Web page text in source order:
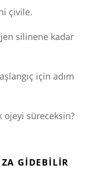
çivile.
silinene kadar
için adım
süreceksin?
GIDEBILIR